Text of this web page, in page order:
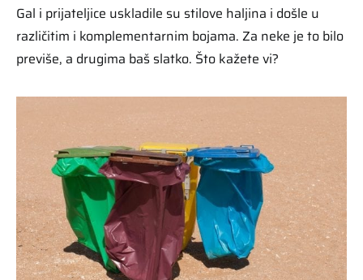
Gal i prijateljice uskladile su stilove haljina i došle u
različitim i komplementarnim bojama. Za neke je to bilo
previše, a drugima baš slatko. Što kažete vi?